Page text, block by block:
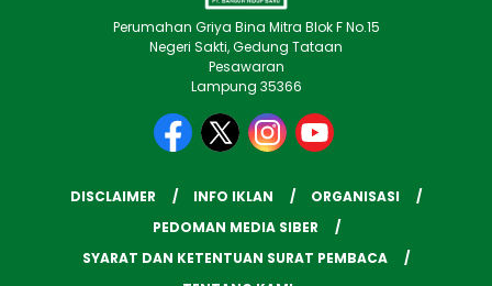
Perumahan Griya Bina Mitra Blok F No.15
Negeri Sakti, Gedung Tataan
Pesawaran
Lampung 35366
DISCLAIMER INFO IKLAN
ORGANISASI
PEDOMAN MEDIA SIBER
SYARAT DAN KETENTUAN SURAT PEMBACA